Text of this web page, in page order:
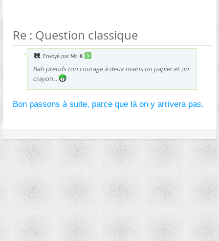
Re : Question classique
Envoyé par Mr. K
Bah prends ton courage à deux mains un papier et un
crayon...
Bon passons à suite, parce que là on y arrivera pas.